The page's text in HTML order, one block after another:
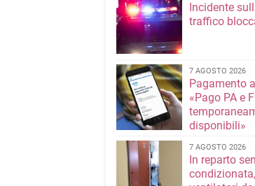
Incidente
traffico
7 AGOSTO 2026
Pagamento
«Pago PA e
disponibili»
7 AGOSTO 2026
In reparto